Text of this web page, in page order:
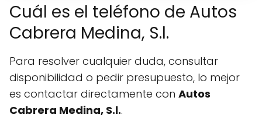
Cuál es el teléfono de Autos
Cabrera Medina, S.l.
Para resolver cualquier duda, consultar
disponibilidad o pedir presupuesto, lo mejor
es contactar directamente con Autos
Cabrera Medina, S.l..